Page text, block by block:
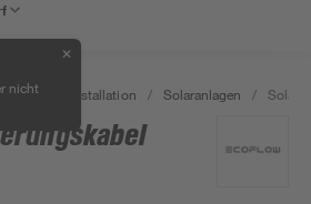
nicht
✕
/ Elektroinstallation / Solaranlagen / Solar-